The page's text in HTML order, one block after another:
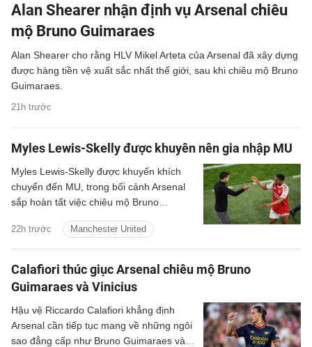
Alan Shearer nhận định vụ Arsenal chiêu
mộ Bruno Guimaraes
Alan Shearer cho rằng HLV Mikel Arteta của Arsenal đã xây dựng
được hàng tiền vệ xuất sắc nhất thế giới, sau khi chiêu mộ Bruno
Guimaraes.
21h trước
Myles Lewis-Skelly được khuyên nên gia nhập MU
22h trước Manchester United
Myles Lewis-Skelly được khuyến khích
chuyển đến MU, trong bối cảnh Arsenal
sắp hoàn tất việc chiêu mộ Bruno
Calafiori thúc giục Arsenal chiêu mộ Bruno
Guimaraes và Vinicius
Hậu vệ Riccardo Calafiori khẳng định
Arsenal cần tiếp tục mang về những ngôi
sao đẳng cấp như Bruno Guimaraes và